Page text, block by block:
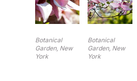
Botanical
Garden, New
York
Botanical
Garden, New
York